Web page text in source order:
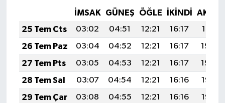
İMSAK GÜNEŞ ÖĞLE İKINDI
25 Tem Cts
03:02 04:51 12:21 16:17
19:41
26 Tem Paz
03:04 04:52 12:21 16:17
19:40
27 Tem Pts
03:05 04:53 12:21 16:17
19:39
28 Tem Sal
03:07 04:54 12:21 16:16
19:38
29 Tem Çar
03:08 04:55 12:21 16:16
19:37